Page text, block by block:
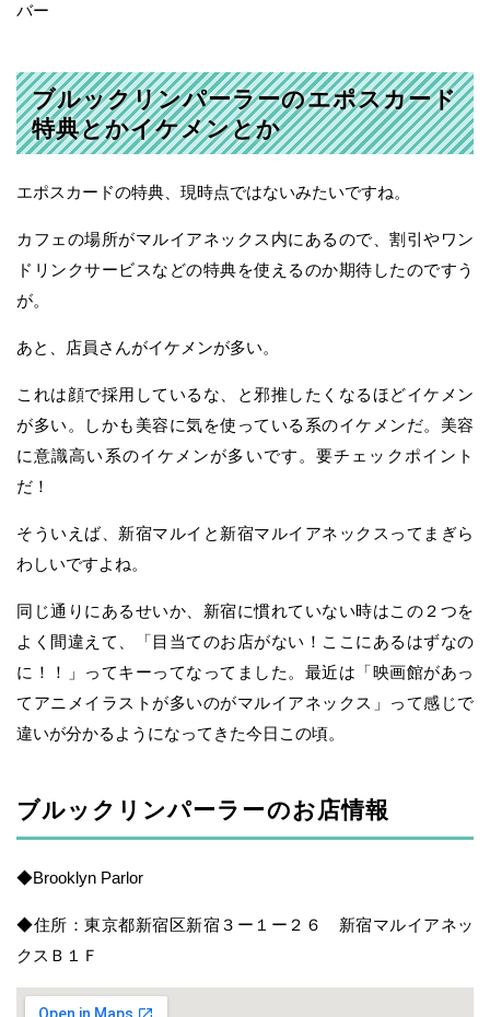
バー
ブルックリンパーラーのエポスカード
特典とかイケメンとか
エポスカードの特典、現時点ではないみたいですね。
カフェの場所がマルイアネックス内にあるので、割引やワン
ドリンクサービスなどの特典を使えるのか期待したのですう
が。
あと、店員さんがイケメンが多い。
これは顔で採用しているな、と邪推したくなるほどイケメン
が多い。しかも美容に気を使っている系のイケメンだ。美容
に意識高い系のイケメンが多いです。要チェックポイント
だ！
そういえば、新宿マルイと新宿マルイアネックスってまぎら
わしいですよね。
同じ通りにあるせいか、新宿に慣れていない時はこの２つを
よく間違えて、「目当てのお店がない！ここにあるはずなの
に！！」ってキーってなってました。最近は「映画館があっ
てアニメイラストが多いのがマルイアネックス」って感じで
違いが分かるようになってきた今日この頃。
ブルックリンパーラーのお店情報
◆Brooklyn Parlor
◆住所：東京都新宿区新宿３ー１ー２６ 新宿マルイアネッ
クスＢ１Ｆ